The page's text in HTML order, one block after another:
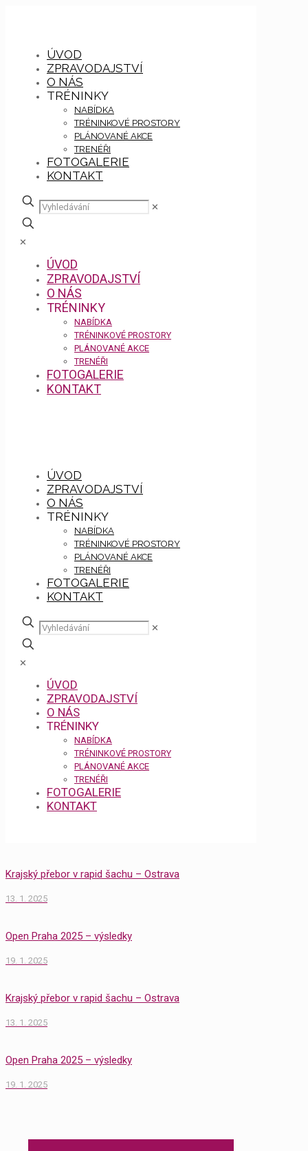
ÚVOD
ZPRAVODAJSTVÍ
O NÁS
TRÉNINKY
NABÍDKA
TRÉNINKOVÉ PROSTORY
PLÁNOVANÉ AKCE
TRENÉŘI
FOTOGALERIE
KONTAKT
✕
✕
ÚVOD
ZPRAVODAJSTVÍ
O NÁS
TRÉNINKY
NABÍDKA
TRÉNINKOVÉ PROSTORY
PLÁNOVANÉ AKCE
TRENÉŘI
FOTOGALERIE
KONTAKT
ÚVOD
ZPRAVODAJSTVÍ
O NÁS
TRÉNINKY
NABÍDKA
TRÉNINKOVÉ PROSTORY
PLÁNOVANÉ AKCE
TRENÉŘI
FOTOGALERIE
KONTAKT
✕
✕
ÚVOD
ZPRAVODAJSTVÍ
O NÁS
TRÉNINKY
NABÍDKA
TRÉNINKOVÉ PROSTORY
PLÁNOVANÉ AKCE
TRENÉŘI
FOTOGALERIE
KONTAKT
Krajský přebor v rapid šachu – Ostrava
13. 1. 2025
Open Praha 2025 – výsledky
19. 1. 2025
Krajský přebor v rapid šachu – Ostrava
13. 1. 2025
Open Praha 2025 – výsledky
19. 1. 2025